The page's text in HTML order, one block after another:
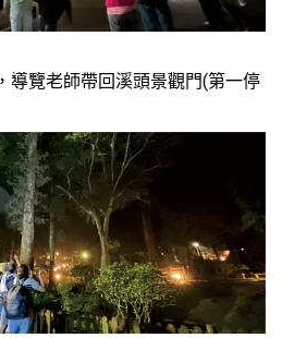
導覽老師帶回溪頭景觀門(第一停